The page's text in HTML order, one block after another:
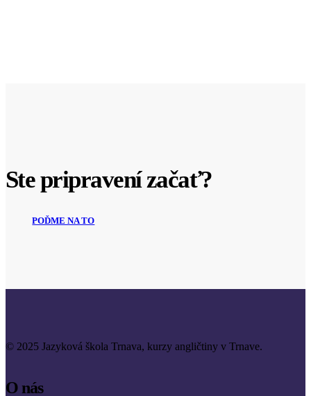
Ste pripravení začať?
POĎME NA TO
© 2025 Jazyková škola Trnava, kurzy angličtiny v Trnave.
O nás